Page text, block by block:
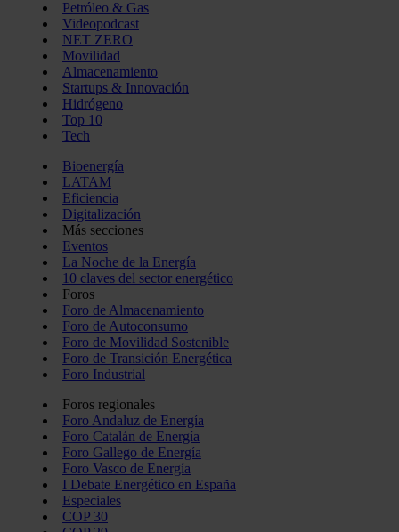
Petróleo & Gas
Videopodcast
NET ZERO
Movilidad
Almacenamiento
Startups & Innovación
Hidrógeno
Top 10
Tech
Bioenergía
LATAM
Eficiencia
Digitalización
Más secciones
Eventos
La Noche de la Energía
10 claves del sector energético
Foros
Foro de Almacenamiento
Foro de Autoconsumo
Foro de Movilidad Sostenible
Foro de Transición Energética
Foro Industrial
Foros regionales
Foro Andaluz de Energía
Foro Catalán de Energía
Foro Gallego de Energía
Foro Vasco de Energía
I Debate Energético en España
Especiales
COP 30